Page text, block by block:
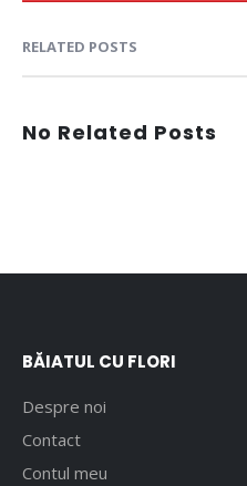
RELATED POSTS
No Related Posts
BĂIATUL CU FLORI
Despre noi
Contact
Contul meu